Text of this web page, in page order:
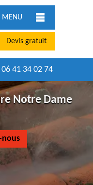
MENU
Devis gratuit
06 41 34 02 74
Notre Dame
nous